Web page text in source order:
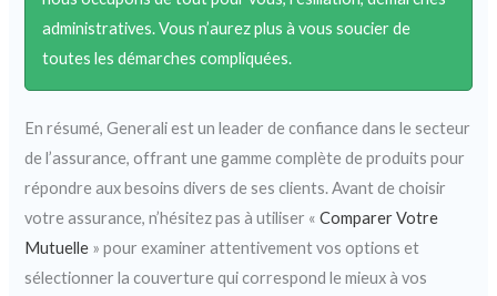
administratives. Vous n’aurez plus à vous soucier de
toutes les démarches compliquées.
En résumé, Generali est un leader de confiance dans le secteur
de l’assurance, offrant une gamme complète de produits pour
répondre aux besoins divers de ses clients. Avant de choisir
votre assurance, n’hésitez pas à utiliser «Comparer Votre
Mutuelle » pour examiner attentivement vos options et
sélectionner la couverture qui correspond le mieux à vos